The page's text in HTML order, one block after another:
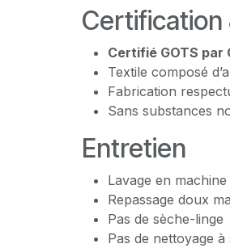
Certification
Certifié GOTS par
Textile composé
Fabrication
Sans substances
Entretien
Lavage en machine
Repassage doux
Pas de sèche-linge
Pas de nettoyage à